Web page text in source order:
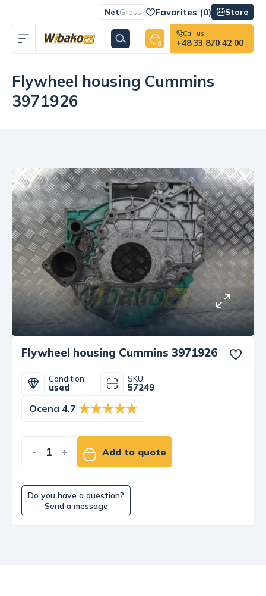
NetGross Favorites (0) Store
0
Call us
+48 33 870 42 00
Flywheel housing Cummins
3971926
Flywheel housing Cummins 3971926
Condition:
used
SKU:
57249
Ocena 4,7
- + Add to quote
Do you have a question?
Send a message